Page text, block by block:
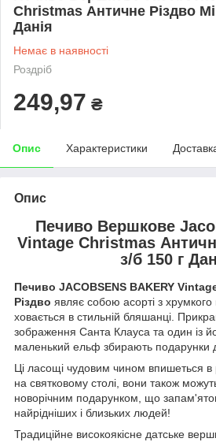
Christmas Античне Різдво
Данія
Немає в наявності
Роздріб
249,97 ₴
Опис Характеристики
Опис
Печиво Вершкове
Vintage Christmas
з/б 150 г
Печиво JACOBSENS BAKERY
Різдво являє собою асорті з
ховається в стильній бляшанці.
зображення Санта Клауса та один із
маленький ельф збирають подарунки
Ці ласощі чудовим чином впишеться в
на святковому столі, вони також
новорічним подарунком, що
найрідніших і близьких людей!
Традиційне високоякісне датське